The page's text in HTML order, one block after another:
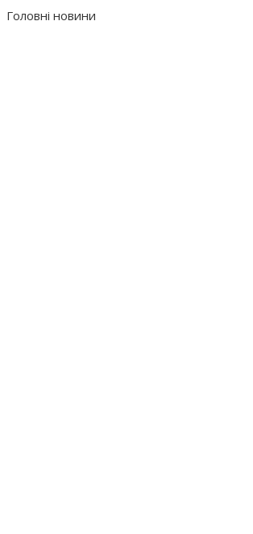
Головні новини